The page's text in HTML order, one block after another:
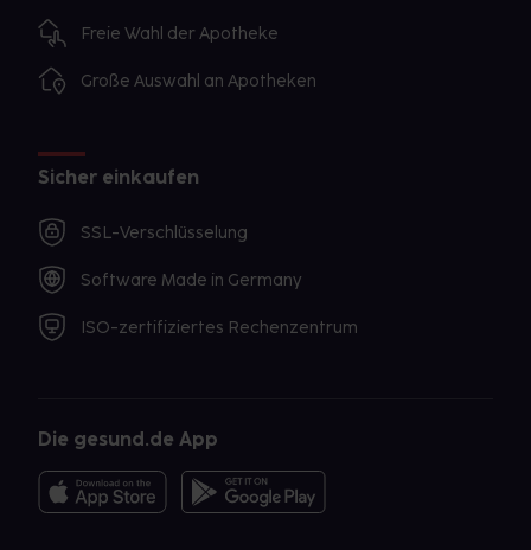
Freie Wahl der Apotheke
Große Auswahl an Apotheken
Sicher einkaufen
SSL-Verschlüsselung
Software Made in Germany
ISO-zertifiziertes Rechenzentrum
Die gesund.de App